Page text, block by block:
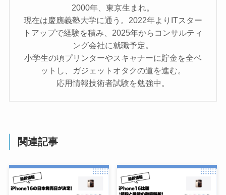
2000年、東京生まれ。
現在は慶應義塾大学に通う。2022年よりITスター
トアップで経験を積み、2025年からコンサルティ
ング会社に就職予定。
小学生の頃プリンターやスキャナーに貯金を全ベ
ットし、ガジェットオタクの道を進む。
応用情報技術者試験を勉強中。
関連記事